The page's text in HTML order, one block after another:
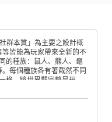
群本質」為主要之設計概
皆能為玩家帶來全新的不
的種族：鼠人、熊人、龜
每個種族各有著截然不同
格，將世界觀完整呈現。
能體會到各種職業所帶來
玩家面臨團隊需求時的配
無壓力地玩出屬於自己的